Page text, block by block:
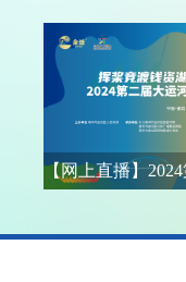
【网上直播】